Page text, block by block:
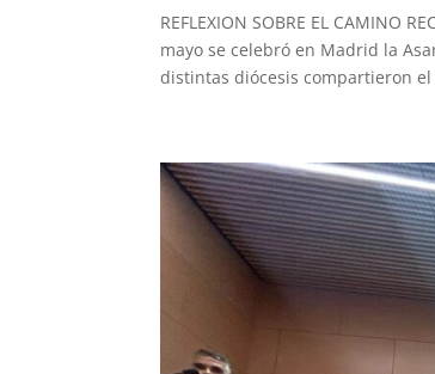
REFLEXION SOBRE EL CAMINO
mayo se celebró en Madrid la
distintas diócesis compartieron